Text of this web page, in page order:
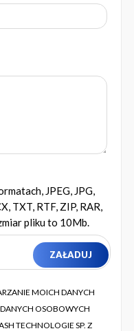
JPEG, JPG,
TXT, RTF, ZIP, RAR,
pliku to 10Mb.
ZAŁADUJ
MOICH DANYCH
OSOBOWYCH
TECHNOLOGIE SP. Z